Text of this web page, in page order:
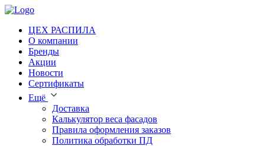
ЦЕХ РАСПИЛА
О компании
Бренды
Акции
Новости
Сертификаты
Ещё
Доставка
Калькулятор веса фасадов
Правила оформления заказов
Политика обработки ПД